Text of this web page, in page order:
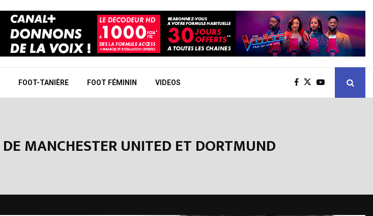
FOOT-TANIÈRE FOOT FÉMININ VIDEOS
MANCHESTER UNITED ET DORTMUND